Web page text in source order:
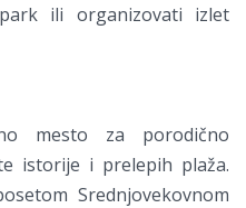
ili organizovati izlet
mesto za porodično
istorije i prelepih plaža.
Srednjovekovnom